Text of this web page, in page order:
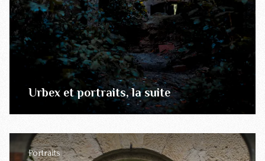
Urbex et portraits, la suite
Portraits